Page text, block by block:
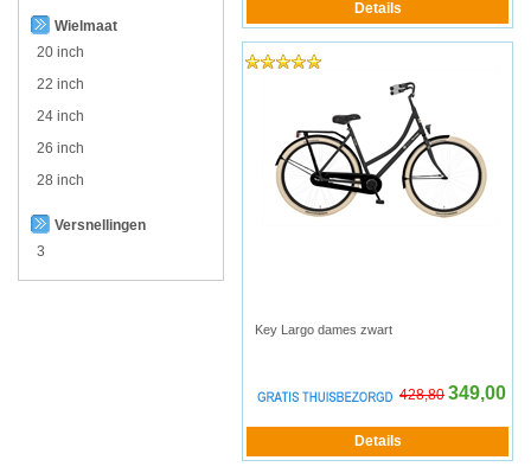
Wielmaat
20 inch
22 inch
24 inch
26 inch
28 inch
Versnellingen
3
Key Largo dames zwart
428,80 349,00